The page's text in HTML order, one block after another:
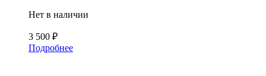
Нет в наличии
3 500 ₽
Подробнее